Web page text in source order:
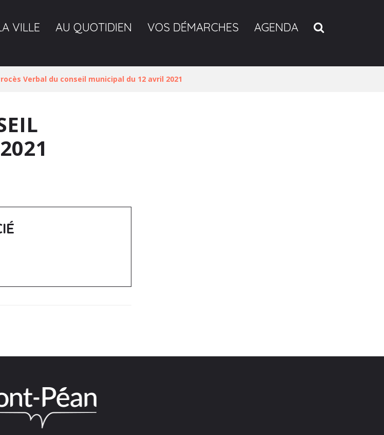
VILLE AU QUOTIDIEN VOS DÉMARCHES AGENDA
Verbal du conseil municipal du 12 avril 2021